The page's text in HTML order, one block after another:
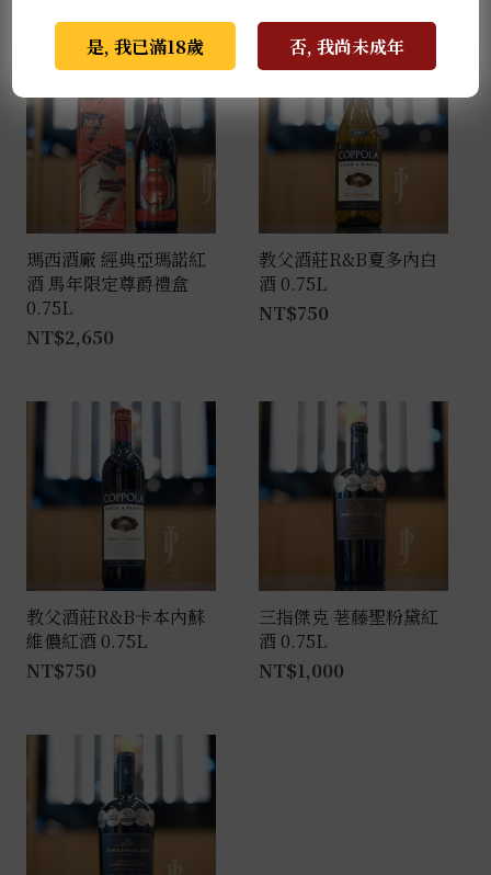
瑪西酒廠 經典亞瑪諾紅
酒 馬年限定尊爵禮盒
0.75L
NT$2,650
教父酒莊R&B夏多內白
酒 0.75L
NT$750
教父酒莊R&B卡本內蘇
維儂紅酒 0.75L
NT$750
三指傑克 荖藤聖粉黛紅
酒 0.75L
NT$1,000
是, 我已滿18歲 否, 我尚未成年